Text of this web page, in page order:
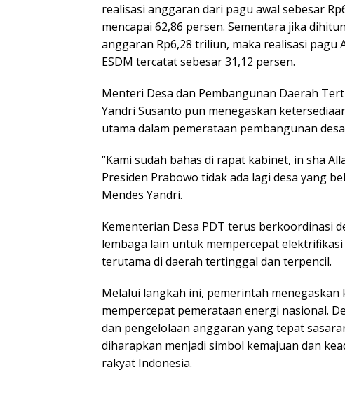
realisasi anggaran dari pagu awal sebesar
mencapai 62,86 persen. Sementara jika
anggaran Rp6,28 triliun, maka realisasi pagu
ESDM tercatat sebesar 31,12 persen.
Menteri Desa dan Pembangunan Daerah
Yandri Susanto pun menegaskan
utama dalam pemerataan pembangunan
“Kami sudah bahas di rapat kabinet, in sha
Presiden Prabowo tidak ada lagi desa yang
Mendes Yandri.
Kementerian Desa PDT terus berkoordinasi
lembaga lain untuk mempercepat elektrifikasi
terutama di daerah tertinggal dan terpencil.
Melalui langkah ini, pemerintah menegaskan
mempercepat pemerataan energi nasional.
dan pengelolaan anggaran yang tepat
diharapkan menjadi simbol kemajuan dan
rakyat Indonesia.